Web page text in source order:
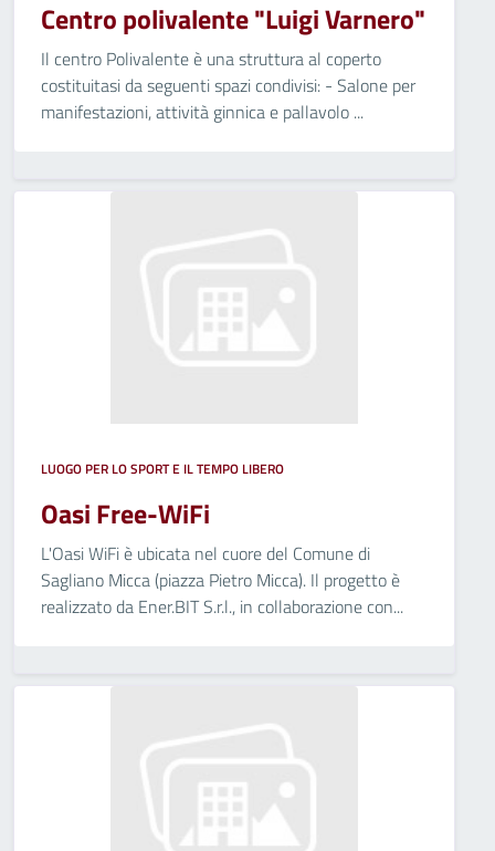
Centro polivalente "Luigi Varnero"
Il centro Polivalente è una struttura al coperto
costituitasi da seguenti spazi condivisi: - Salone per
manifestazioni, attività ginnica e pallavolo ...
LUOGO PER LO SPORT E IL TEMPO LIBERO
Oasi Free-WiFi
L'Oasi WiFi è ubicata nel cuore del Comune di
Sagliano Micca (piazza Pietro Micca). Il progetto è
realizzato da Ener.BIT S.r.l., in collaborazione con...